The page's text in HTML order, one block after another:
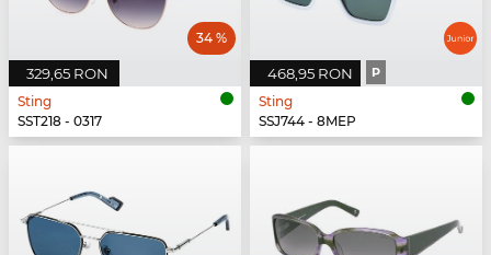
329,65 RON
34 %
Sting
SST218 - 0317
468,95 RON P
Sting
SSJ744 - 8MEP